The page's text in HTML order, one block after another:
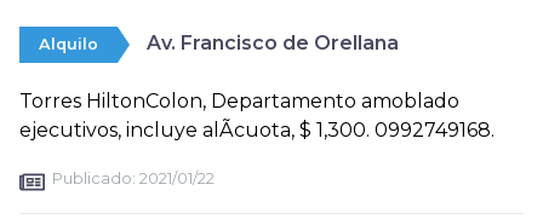
Alquilo Av. Francisco de Orellana
Torres HiltonColon, Departamento amoblado
ejecutivos, incluye alÃ­cuota, $ 1,300. 0992749168.
Publicado: 2021/01/22